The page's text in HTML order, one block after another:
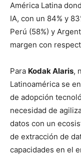
América Latina
IA, con un 84% y
Perú (58%) y
margen con
Para Kodak Alaris,
Latinoamérica se
de adopción
necesidad de
datos con un
de extracción de
capacidades en el